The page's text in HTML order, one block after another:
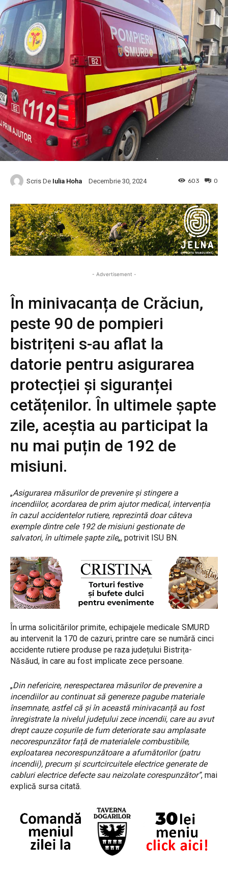
Scris De Iulia Hoha Decembrie 30, 2024 0
603
- Advertisement -
În minivacanța de Crăciun,
peste 90 de pompieri
bistrițeni s-au aflat la
datorie pentru asigurarea
protecției și siguranței
cetățenilor. În ultimele șapte
zile, aceștia au participat la
nu mai puțin de 192 de
misiuni.
„Asigurarea măsurilor de prevenire și stingere a
incendiilor, acordarea de prim ajutor medical, intervenția
în cazul accidentelor rutiere, reprezintă doar câteva
exemple dintre cele 192 de misiuni gestionate de
salvatori, în ultimele șapte zile„, potrivit ISU BN.
În urma solicitărilor primite, echipajele medicale SMURD
au intervenit la 170 de cazuri, printre care se numără cinci
accidente rutiere produse pe raza județului Bistrița-
Năsăud, în care au fost implicate zece persoane.
„Din nefericire, nerespectarea măsurilor de prevenire a
incendiilor au continuat să genereze pagube materiale
însemnate, astfel că și în această minivacanță au fost
înregistrate la nivelul județului zece incendii, care au avut
drept cauze coșurile de fum deteriorate sau amplasate
necorespunzător față de materialele combustibile,
exploatarea necorespunzătoare a afumătorilor (patru
incendii), precum și scurtcircuitele electrice generate de
cabluri electrice defecte sau neizolate corespunzător”, mai
explică sursa citată.